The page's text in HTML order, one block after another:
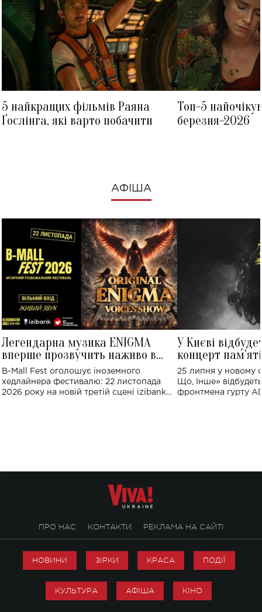
5 найкращих фільмів Раяна
Ґослінга, які варто побачити
Топ-5
березня-2026
АФІША
Легендарна музика ENIGMA
вперше прозвучить наживо в
Україні: де відбудеться концерт
B-Mall Fest оголошує іноземного
хедлайнера фестивалю: 22 листопада
2026 року на новій третій сцені izibank
У Києві
концерт
Клименка:
виконають
25 липня у новому
Що, Інше»
фронтмена гурту
ПРО НАС КОНТАКТИ РЕКЛАМА НА САЙТІ
НОВИНИ ЗІРКИ КРАСА ПОДІЇ
КУЛЬТУРА АФІША КІНО